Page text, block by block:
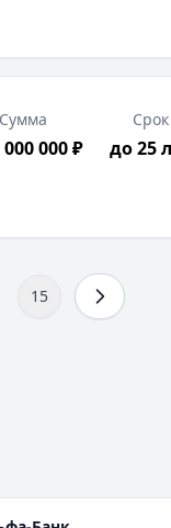
доступна
Сумма
000 ₽
Срок
до 25
15